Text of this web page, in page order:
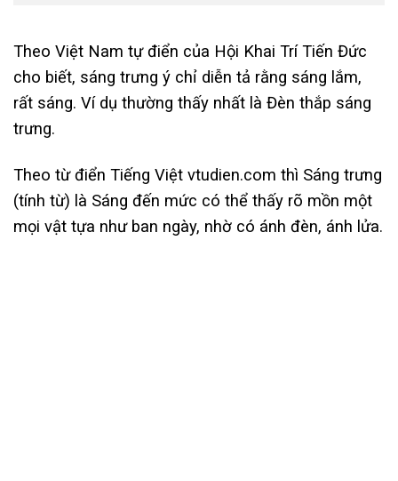
Theo Việt Nam tự điển của Hội Khai Trí Tiến Đức
cho biết, sáng trưng ý chỉ diễn tả rằng sáng lắm,
rất sáng. Ví dụ thường thấy nhất là Đèn thắp sáng
trưng.
Theo từ điển Tiếng Việt vtudien.com thì Sáng trưng
(tính từ) là Sáng đến mức có thể thấy rõ mồn một
mọi vật tựa như ban ngày, nhờ có ánh đèn, ánh lửa.